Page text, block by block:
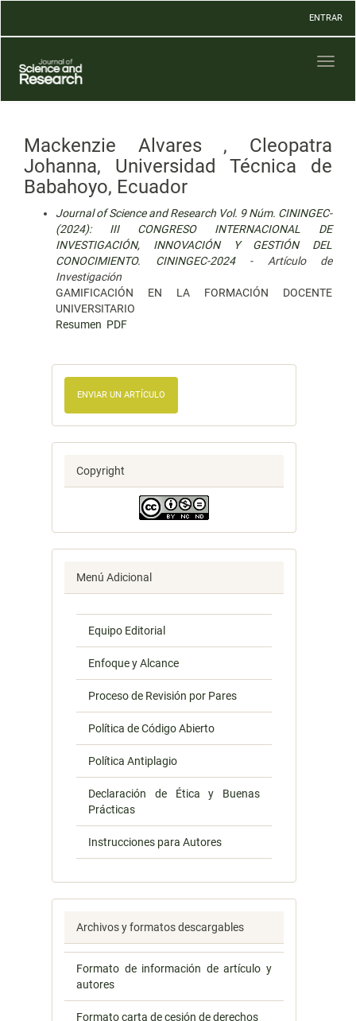
Contenido
Barra
lateral
ENTRAR
Mackenzie Alvares , Cleopatra
Johanna, Universidad Técnica de
Babahoyo, Ecuador
Journal of Science and Research Vol. 9 Núm. CININGEC-
(2024): III CONGRESO INTERNACIONAL DE
INVESTIGACIÓN, INNOVACIÓN Y GESTIÓN DEL
CONOCIMIENTO. CININGEC-2024- Artículo de
Investigación
GAMIFICACIÓN EN LA FORMACIÓN DOCENTE
UNIVERSITARIO
Resumen PDF
ENVIAR UN ARTÍCULO
Copyright
Menú Adicional
Equipo Editorial
Enfoque y Alcance
Proceso de Revisión por Pares
Política de Código Abierto
Política Antiplagio
Declaración de Ética y Buenas
Prácticas
Instrucciones para Autores
Archivos y formatos descargables
Formato de información de artículo y
autores
Formato carta de cesión de derechos